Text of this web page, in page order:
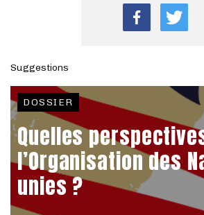
Suggestions
DOSSIER
Quelles
l’Organisation des
unies ?